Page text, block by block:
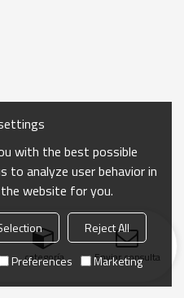
categoría Enviar consulta
with the best possible
to analyze user behavior in
website for you.
Reject All
Preferences Marketing